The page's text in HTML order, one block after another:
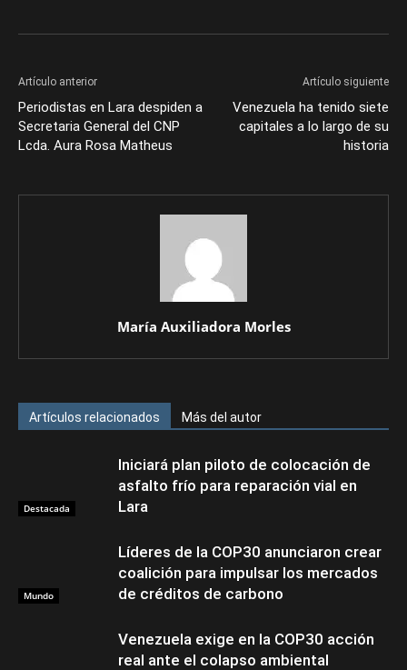
Artículo anterior
Periodistas en Lara despiden a
Secretaria General del CNP
Lcda. Aura Rosa Matheus
Artículo siguiente
Venezuela ha tenido siete
capitales a lo largo de su
historia
María Auxiliadora Morles
Artículos relacionados Más del autor
Destacada
Iniciará plan piloto de colocación de
asfalto frío para reparación vial en
Lara
Mundo
Líderes de la COP30 anunciaron crear
coalición para impulsar los mercados
de créditos de carbono
Venezuela exige en la COP30 acción
real ante el colapso ambiental